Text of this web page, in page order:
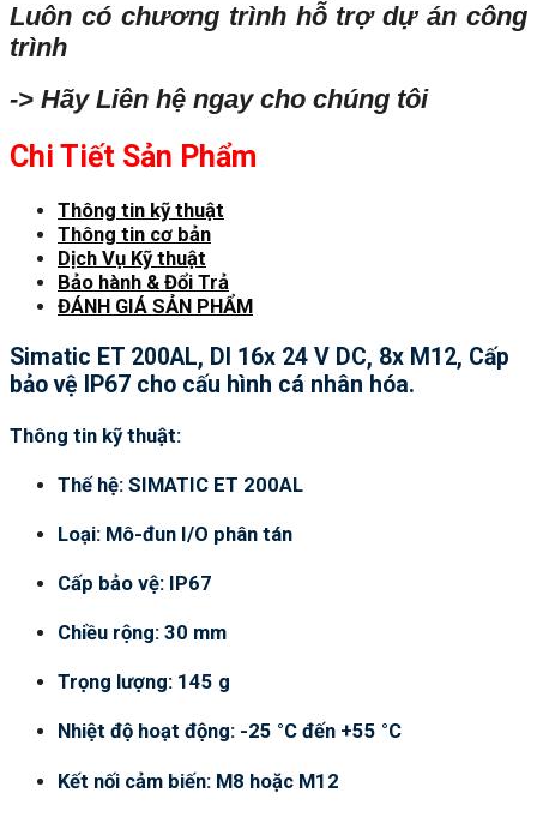
Luôn có chương trình hỗ trợ dự án công
trình
-> Hãy Liên hệ ngay cho chúng tôi
Chi Tiết Sản Phẩm
Thông tin kỹ thuật
Thông tin cơ bản
Dịch Vụ Kỹ thuật
Bảo hành & Đổi Trả
ĐÁNH GIÁ SẢN PHẨM
Simatic ET 200AL, DI 16x 24 V DC, 8x M12, Cấp
bảo vệ IP67 cho cấu hình cá nhân hóa.
Thông tin kỹ thuật:
Thế hệ: SIMATIC ET 200AL
Loại: Mô-đun I/O phân tán
Cấp bảo vệ: IP67
Chiều rộng: 30 mm
Trọng lượng: 145 g
Nhiệt độ hoạt động: -25 °C đến +55 °C
Kết nối cảm biến: M8 hoặc M12